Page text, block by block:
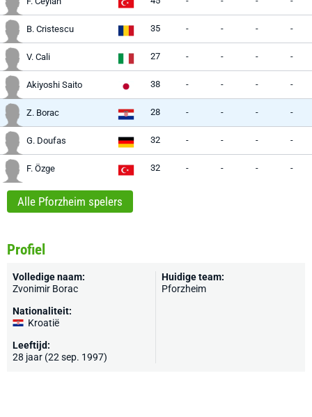
B. Cristescu 35 - - - -
V. Cali 27 - - - -
Akiyoshi Saito 38 - - - -
Z. Borac 28 - - - -
G. Doufas 32 - - - -
F. Özge 32 - - - -
Alle Pforzheim spelers
Profiel
Volledige naam:
Zvonimir Borac
Nationaliteit:
Kroatië
Leeftijd:
28 jaar (22 sep. 1997)
Huidige team:
Pforzheim